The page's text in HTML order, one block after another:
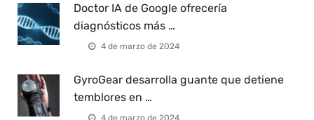
Doctor IA de Google ofrecería
diagnósticos más …
4 de marzo de 2024
GyroGear desarrolla guante que detiene
temblores en …
4 de marzo de 2024